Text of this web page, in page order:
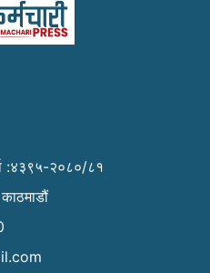
:४३९५-२०८०/८१